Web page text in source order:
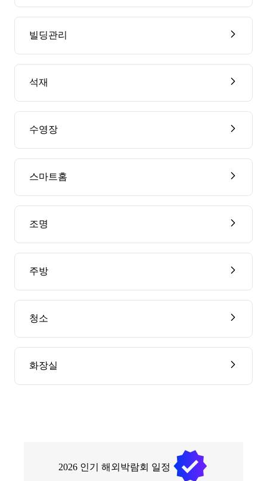
빌딩관리
석재
수영장
스마트홈
조명
주방
청소
화장실
2026 인기 해외박람회 일정